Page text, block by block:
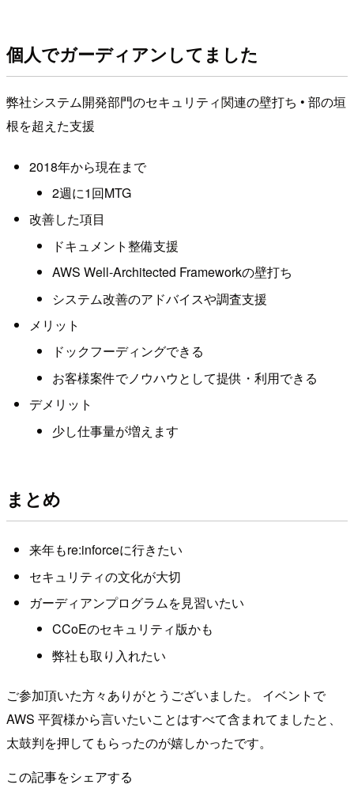
個人でガーディアンしてました
弊社システム開発部門のセキュリティ関連の壁打ち • 部の垣
根を超えた支援
2018年から現在まで
2週に1回MTG
改善した項目
ドキュメント整備支援
AWS Well-Architected Frameworkの壁打ち
システム改善のアドバイスや調査支援
メリット
ドックフーディングできる
お客様案件でノウハウとして提供・利用できる
デメリット
少し仕事量が増えます
まとめ
来年もre:inforceに行きたい
セキュリティの文化が大切
ガーディアンプログラムを見習いたい
CCoEのセキュリティ版かも
弊社も取り入れたい
ご参加頂いた方々ありがとうございました。 イベントで
AWS 平賀様から言いたいことはすべて含まれてましたと、
太鼓判を押してもらったのが嬉しかったです。
この記事をシェアする